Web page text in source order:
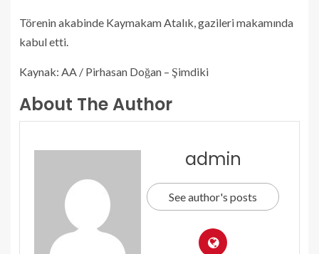
Törenin akabinde Kaymakam Atalık, gazileri makamında
kabul etti.
Kaynak: AA / Pirhasan Doğan – Şimdiki
About The Author
admin
See author's posts